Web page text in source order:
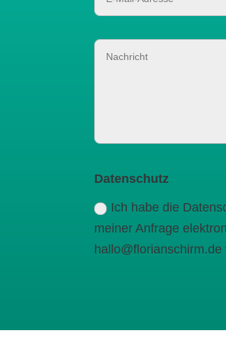
Datenschutz
Ich habe die
meiner Anfrage